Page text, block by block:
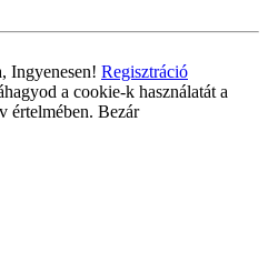
Ingyenesen! Regisztráció
a cookie-k használatát a
értelmében. Bezár